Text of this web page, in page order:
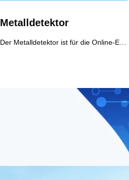
Metalldetektor
Der Metalldetektor ist für die Online-Erkennung von verpackten und unverpackten Produkten geeignet und erkennt Eisenmetallverunreinigungen (Fe), Nichteisenmetallverunreinigungen (Kupfer, Aluminium) und Edelstahl, um zu verhindern, dass sie in das Produkt gelangen.Empfohlene Verwendung des Metalldetektors1. Frequenzauswahlfunktion, zwei Frequenzen können ausgewählt werden, um zu verschiedenen Produkten zu passen2. Dual-Erkennungssystem stellt sicher, dass Fe und Sus die beste Empfindlichkeit erreichen3. Die Auto-Balance-Funktion sorgt für eine stabile Erkennung